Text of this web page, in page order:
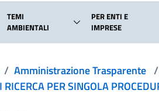
TEMI
AMBIENTALI
PER ENTI E
IMPRESE
/ Amministrazione Trasparente /
RICERCA PER SINGOLA